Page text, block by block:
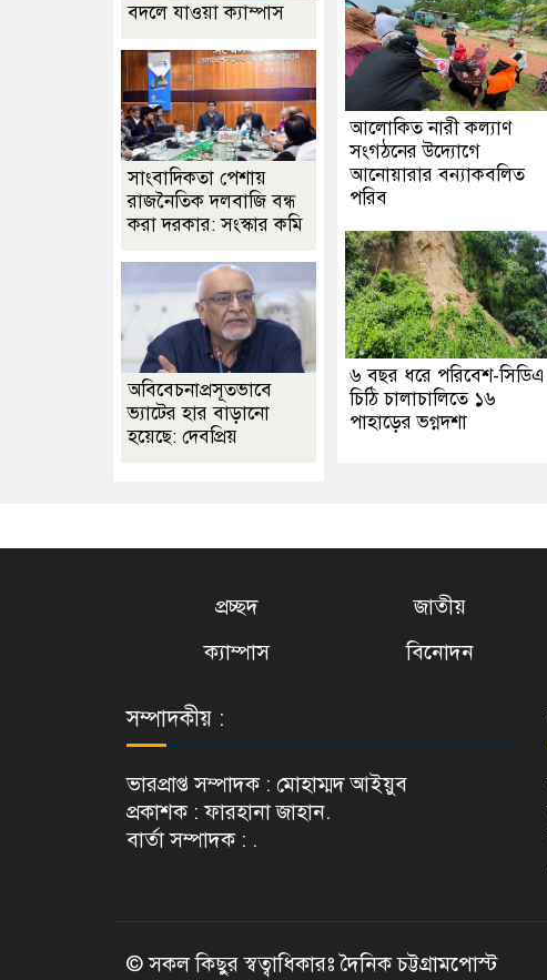
আলোকিত নারী কল্যাণ
সংগঠনের উদ্যােগে
আনোয়ারার বন্যাকবলিত
পরিব
৬ বছর ধরে পরিবেশ-সিডিএ
চিঠি চালাচালিতে ১৬
পাহাড়ের ভগ্নদশা
বদলে যাওয়া ক্যাম্পাস
সাংবাদিকতা পেশায়
রাজনৈতিক দলবাজি বন্ধ
করা দরকার: সংস্কার কমি
অবিবেচনাপ্রসূতভাবে
ভ্যাটের হার বাড়ানো
হয়েছে: দেবপ্রিয়
প্রচ্ছদ জাতীয়
ক্যাম্পাস
বিনোদন
সম্পাদকীয় :
ভারপ্রাপ্ত সম্পাদক : মোহাম্মদ আইয়ুব
প্রকাশক : ফারহানা জাহান.
বার্তা সম্পাদক : .
© সকল কিছুর স্বত্বাধিকারঃ দৈনিক চট্টগ্রামপোস্ট